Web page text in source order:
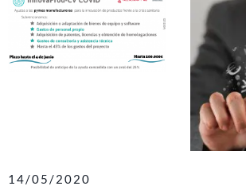
14/05/2020